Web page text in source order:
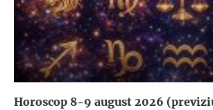
Horoscop 8-9 august 2026